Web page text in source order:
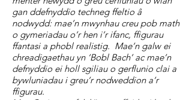
gan ddefnyddio techneg ffeltio â
nodwydd: mae’n mwynhau creu pob math
o gymeriadau o’r hen i’r ifanc, ffigurau
ffantasi a phobl realistig. Mae’n galw ei
chreadigaethau yn ‘Bobl Bach’ ac mae’n
defnyddio ei holl sgiliau o gerflunio clai a
bywluniadau i greu’r nodweddion a’r
ffigurau.